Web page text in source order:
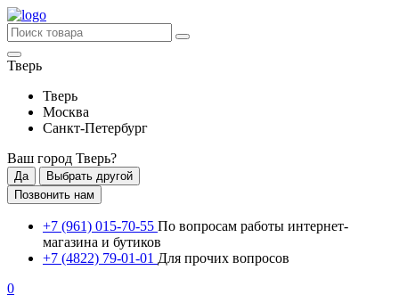
Тверь
Тверь
Москва
Санкт-Петербург
Ваш город Тверь?
Да
Выбрать другой
Позвонить нам
+7 (961) 015-70-55 По вопросам работы интернет-
магазина и бутиков
+7 (4822) 79-01-01 Для прочих вопросов
0